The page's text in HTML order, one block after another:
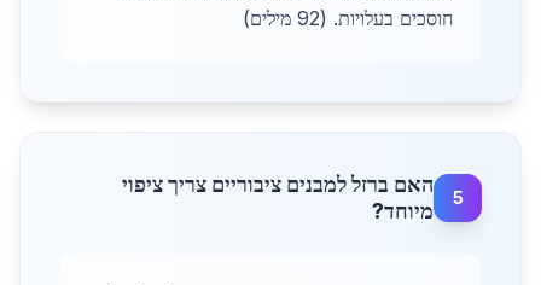
חוסכים בעלויות. (92 מילים)
5
האם ברזל למבנים ציבוריים צריך ציפוי
מיוחד?